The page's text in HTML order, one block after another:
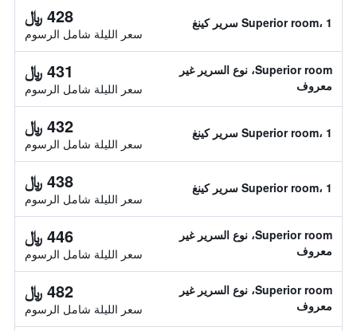
Superior room، 1 سرير كينغ 428 ﷼
سعر الليلة شامل الرسوم
Superior room، نوع السرير غير
معروف
431 ﷼
سعر الليلة شامل الرسوم
Superior room، 1 سرير كينغ 432 ﷼
سعر الليلة شامل الرسوم
Superior room، 1 سرير كينغ 438 ﷼
سعر الليلة شامل الرسوم
Superior room، نوع السرير غير
معروف
446 ﷼
سعر الليلة شامل الرسوم
Superior room، نوع السرير غير
معروف
482 ﷼
سعر الليلة شامل الرسوم